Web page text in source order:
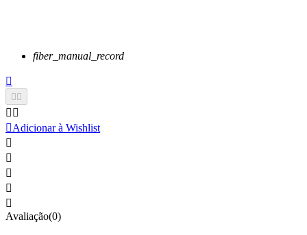
fiber_manual_record

 
 
Adicionar à Wishlist





Avaliação(0)